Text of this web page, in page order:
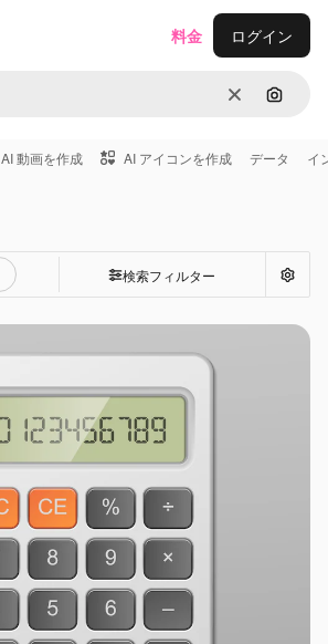
消去 画像で
料金 ログイン
AI 動画を作成 AI アイコンを作成 データ イ
検索フィルター